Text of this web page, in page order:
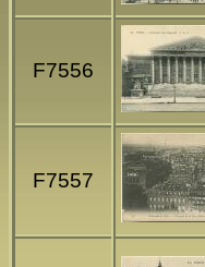
F7556
F7557